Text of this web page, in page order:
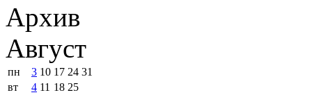
Архив
Август
пн 3 10 17 24 31
вт
4 11 18 25